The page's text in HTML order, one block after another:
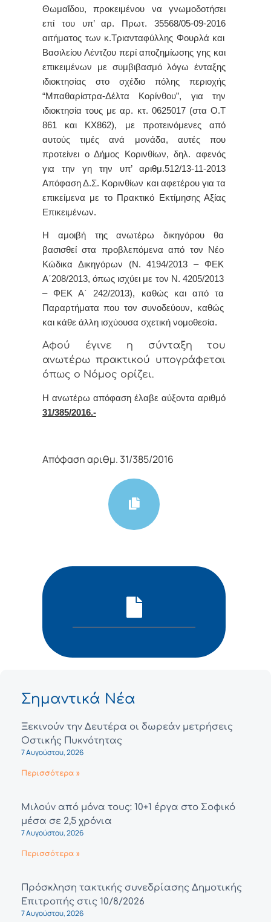
Θωμαΐδου, προκειμένου να γνωμοδοτήσει
επί του υπ’αρ. Πρωτ. 35568/05-09-2016
αιτήματος των κ.Τριανταφύλλης Φουρλά και
Βασιλείου Λέντζου περίαποζημίωσης γης και
επικειμένων με συμβιβασμό λόγω ένταξης
ιδιοκτησίας στο σχέδιο πόλης περιοχής
“Μπαθαρίστρα-Δέλτα Κορίνθου”, για την
ιδιοκτησία τους με αρ. κτ. 0625017 (στα Ο.Τ
861 και ΚΧ862), με προτεινόμενες από
αυτούςτιμές ανά μονάδα, αυτές που
προτείνει ο Δήμος Κορινθίων, δηλ. αφενός
για την γη την υπ’ αριθμ.512/13-11-2013
Απόφαση Δ.Σ. Κορινθίων και αφετέρου για τα
επικείμενα με το Πρακτικό Εκτίμησης Αξίας
Επικειμένων.
Η αμοιβή της ανωτέρω δικηγόρου θα
βασισθεί στα προβλεπόμενα από τον Νέο
Κώδικα Δικηγόρων (Ν. 4194/2013 – ΦΕΚ
Α΄208/2013, όπως ισχύει με τον Ν. 4205/2013
– ΦΕΚ Α΄ 242/2013), καθώς και από τα
Παραρτήματα που τον συνοδεύουν, καθώς
και κάθε άλλη ισχύουσα σχετική νομοθεσία.
Αφoύ έγιvε η σύvταξη τoυ
αvωτέρω πρακτικoύ υπoγράφεται
όπως o Νόμoς oρίζει.
Η αvωτέρω απόφαση έλαβε αύξοντα αριθμό
31/385/2016.-
Απόφαση αριθμ. 31/385/2016
Σημαντικά Νέα
Ξεκινούν την Δευτέρα οι δωρεάν μετρήσεις
Οστικής Πυκνότητας
7 Αυγούστου, 2026
Περισσότερα »
Μιλούν από μόνα τους: 10+1 έργα στο Σοφικό
μέσα σε 2,5 χρόνια
7 Αυγούστου, 2026
Περισσότερα »
Πρόσκληση τακτικής συνεδρίασης Δημοτικής
Επιτροπής στις 10/8/2026
7 Αυγούστου, 2026